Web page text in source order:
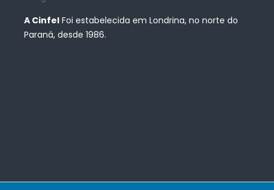
A Cinfel Foi estabelecida em Londrina, no norte do
Paraná, desde 1986.